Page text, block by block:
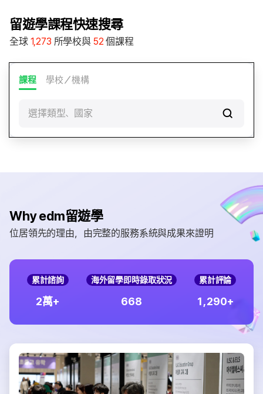
留遊學課程快速搜尋
全球 1,273 所學校與 52 個課程
課程 學校／機構
選擇類型、國家
Why edm留遊學
位居領先的理由，由完整的服務系統與成果來證明
累計諮詢
2萬+
海外留學即時錄取狀況
668
累計評論
1 290+